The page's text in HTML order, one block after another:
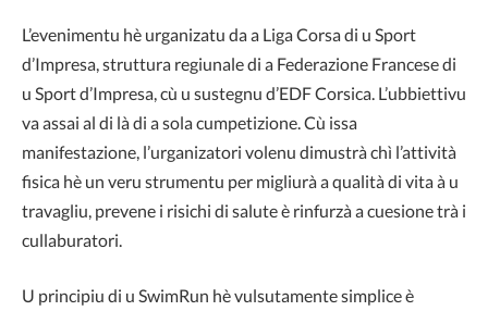
L’evenimentu hè urganizatu da a Liga Corsa di u Sport
d’Impresa, struttura regiunale di a Federazione Francese di
u Sport d’Impresa, cù u sustegnu d’EDF Corsica. L’ubbiettivu
va assai al di là di a sola cumpetizione. Cù issa
manifestazione, l’urganizatori volenu dimustrà chì l’attività
fisica hè un veru strumentu per migliurà a qualità di vita à u
travagliu, prevene i risichi di salute è rinfurzà a cuesione trà i
cullaburatori.
U principiu di u SwimRun hè vulsutamente simplice è